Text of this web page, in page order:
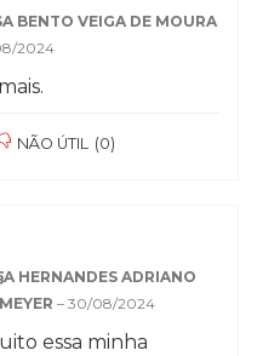
BENTO VEIGA DE MOURA
2024
NÃO ÚTIL (0)
HERNANDES ADRIANO
– 30/08/2024
essa minha